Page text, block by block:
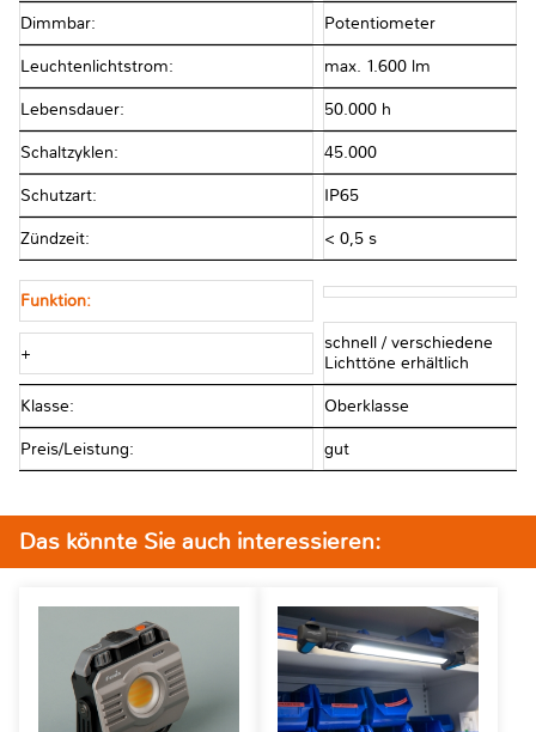
Dimmbar: Potentiometer
Leuchtenlichtstrom: max. 1.600 lm
Lebensdauer: 50.000 h
Schaltzyklen: 45.000
Schutzart: IP65
Zündzeit: < 0,5 s
Funktion:
+
schnell / verschiedene
Lichttöne erhältlich
Klasse: Oberklasse
Preis/Leistung: gut
Das könnte Sie auch interessieren: